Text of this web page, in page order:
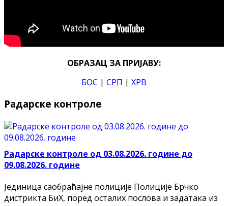
ОБРАЗАЦ ЗА ПРИЈАВУ:
БОС | СРП | ХРВ
Радарске контроле
Радарске контроле од 03.08.2026. године до
09.08.2026. године
Јединица саобраћајне полиције Полиције Брчко
дистрикта БиХ, поред осталих послова и задатака из